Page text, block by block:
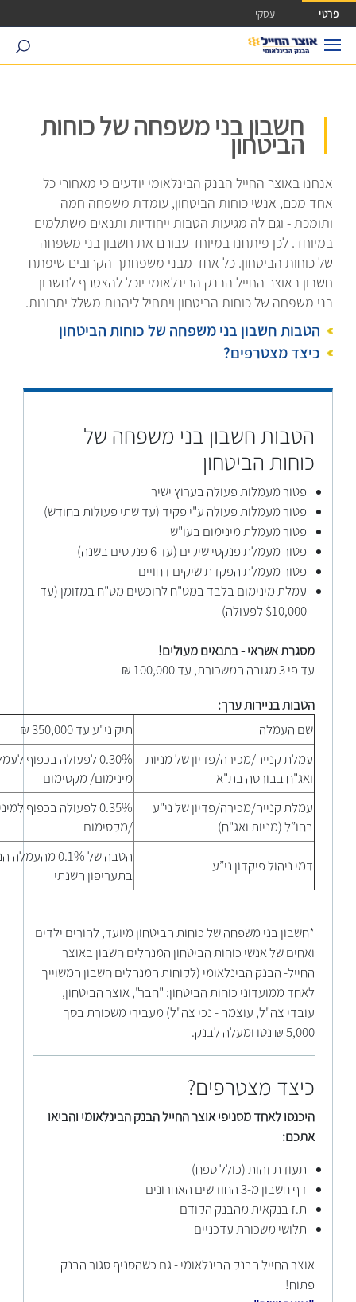
גישה ישירה לכפתור כניסה לחשבונך
פרטי עסקי
search
חשבון בני משפחה של כוחות
הביטחון
אנחנו באוצר החייל הבנק הבינלאומי יודעים כי מאחורי כל
אחד מכם, אנשי כוחות הביטחון, עומדת משפחה חמה
ותומכת - וגם לה מגיעות הטבות ייחודיות ותנאים משתלמים
במיוחד. לכן פיתחנו במיוחד עבורם את חשבון בני משפחה
של כוחות הביטחון. כל אחד מבני משפחתך הקרובים שיפתח
חשבון באוצר החייל הבנק הבינלאומי יוכל להצטרף לחשבון
בני משפחה של כוחות הביטחון ויתחיל ליהנות משלל יתרונות.
הטבות חשבון בני משפחה של כוחות הביטחון
כיצד מצטרפים?
הטבות חשבון בני משפחה של
כוחות הביטחון
פטור מעמלות פעולה בערוץ ישיר
פטור מעמלות פעולה ע"י פקיד (עד שתי פעולות בחודש)
פטור מעמלת מינימום בעו"ש
פטור מעמלת פנקסי שיקים (עד 6 פנקסים בשנה)
פטור מעמלת הפקדת שיקים דחויים
עמלת מינימום בלבד במט"ח לרוכשים מט"ח במזומן (עד
$10,000 לפעולה)
מסגרת אשראי - בתנאים מעולים!
עד פי 3 מגובה המשכורת, עד 100,000 ₪
הטבות בניירות ערך:
שם העמלה
תיק ני"ע עד 350,000 ₪
עמלת קנייה/מכירה/פדיון של מניות
ואג"ח בבורסה בת"א
0.30% לפעולה בכפוף
מינימום/ מקסימום
עמלת קנייה/מכירה/פדיון של ני"ע
בחו”ל (מניות ואג"ח)
0.35% לפעולה בכפוף
/מקסימום
דמי ניהול פיקדון ני”ע
הטבה של 0.1%
בתעריפון השנתי
*חשבון בני משפחה של כוחות הביטחון מיועד, להורים ילדים
ואחים של אנשי כוחות הביטחון המנהלים חשבון באוצר
החייל- הבנק הבינלאומי (לקוחות המנהלים חשבון המשוייך
לאחד ממועדוני כוחות הביטחון: "חבר", אוצר הביטחון,
עובדי צה"ל, עוצמה - נכי צה"ל) מעבירי משכורת בסך
5,000 ₪ נטו ומעלה לבנק.
כיצד מצטרפים?
היכנסו לאחד מסניפי אוצר החייל הבנק הבינלאומי והביאו
אתכם:
תעודת זהות (כולל ספח)
דף חשבון מ-3 החודשים האחרונים
ת.ז בנקאית מהבנק הקודם
תלושי משכורת עדכניים
אוצר החייל הבנק הבינלאומי - גם כשהסניף סגור הבנק
פתוח!